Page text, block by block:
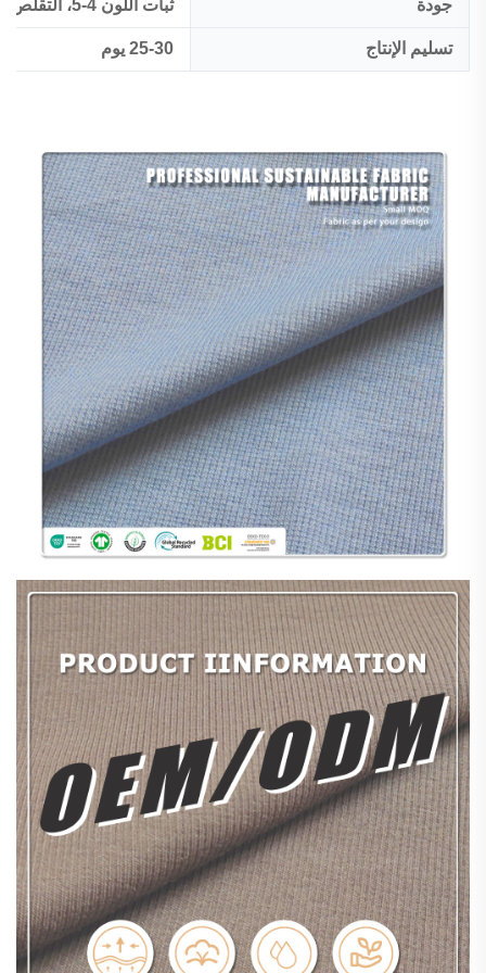
جودة ثبات اللون 4-5، التقلص:<5%
تسليم الإنتاج 25-30 يوم